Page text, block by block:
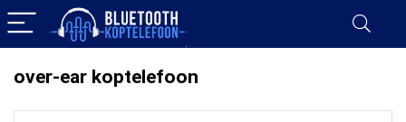
over-ear koptelefoon